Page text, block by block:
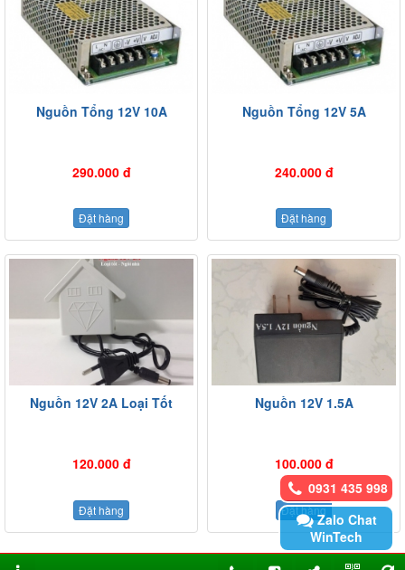
Nguồn Tổng 12V 10A
290.000 đ
Đặt hàng
Nguồn Tổng 12V 5A
240.000 đ
Đặt hàng
Nguồn 12V 2A Loại Tốt
120.000 đ
Đặt hàng
Nguồn 12V 1.5A
100.000 đ
Đặt hàng
0931 435 998
Zalo Chat
WinTech